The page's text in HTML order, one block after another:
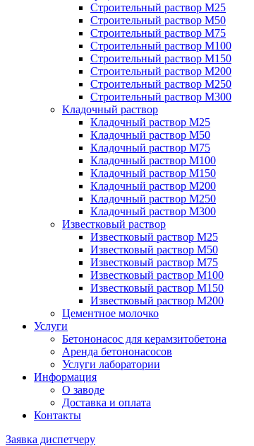
Строительный раствор М25
Строительный раствор М50
Строительный раствор М75
Строительный раствор М100
Строительный раствор М150
Строительный раствор М200
Строительный раствор М250
Строительный раствор М300
Кладочный раствор
Кладочный раствор М25
Кладочный раствор М50
Кладочный раствор М75
Кладочный раствор М100
Кладочный раствор М150
Кладочный раствор М200
Кладочный раствор М250
Кладочный раствор М300
Известковый раствор
Известковый раствор М25
Известковый раствор М50
Известковый раствор М75
Известковый раствор М100
Известковый раствор М150
Известковый раствор М200
Цементное молочко
Услуги
Бетононасос для керамзитобетона
Аренда бетононасосов
Услуги лаборатории
Информация
О заводе
Доставка и оплата
Контакты
Заявка диспетчеру